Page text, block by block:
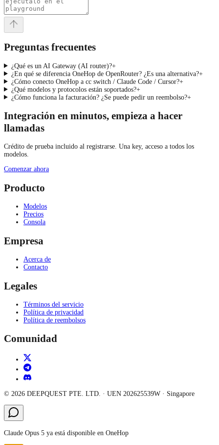
Preguntas frecuentes
¿Qué es un AI Gateway (AI router)?+
¿En qué se diferencia OneHop de OpenRouter? ¿Es una alternativa?+
¿Cómo conecto OneHop a cc switch / Claude Code / Cursor?+
¿Qué modelos y protocolos están soportados?+
¿Cómo funciona la facturación? ¿Se puede pedir un reembolso?+
Integración en minutos, empieza a hacer
llamadas
Crédito de prueba incluido al registrarse. Una key, acceso a todos los
modelos.
Comenzar ahora
Producto
Modelos
Precios
Consola
Empresa
Acerca de
Contacto
Legales
Términos del servicio
Política de privacidad
Política de reembolsos
Comunidad
© 2026 DEEPQUEST PTE. LTD. · UEN 202625539W · Singapore
Claude Opus 5 ya está disponible en OneHop